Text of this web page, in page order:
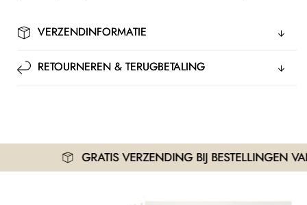
VERZENDINFORMATIE
RETOURNEREN & TERUGBETALING
GRATIS VERZENDING BIJ BESTELLINGEN